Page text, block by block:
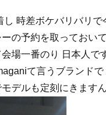
し 時差ボケバリバリ
ーの予約を取っておい
場一番のり 日本人で
て言うブランド
デルも定刻にきます